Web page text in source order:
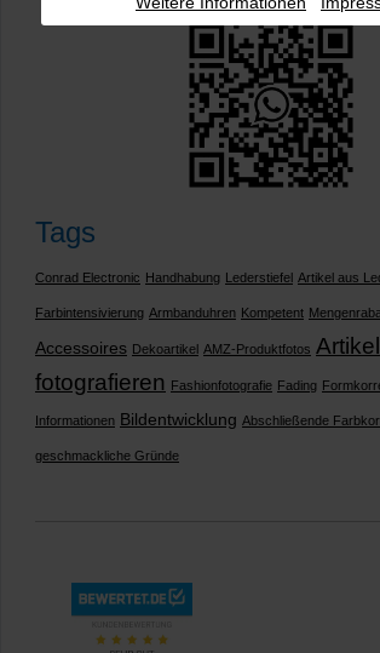
Tags
Conrad Electronic Handhabung Lederstiefel Artikel aus
Farbintensivierung Armbanduhren Kompetent
Accessoires Dekoartikel AMZ-Produktfotos Artikel
fotografieren Fashionfotografie Fading
Informationen Bildentwicklung Abschließende
geschmackliche Gründe